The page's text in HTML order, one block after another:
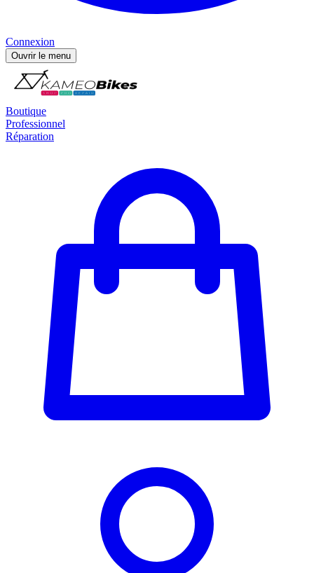
Connexion
Ouvrir le menu
Boutique
Professionnel
Réparation